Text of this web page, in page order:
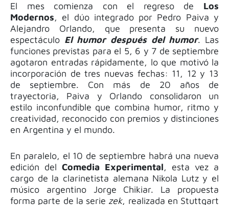
El mes comienza con el regreso de Los
Modernos, el dúo integrado por Pedro Paiva y
Alejandro Orlando, que presenta su nuevo
espectáculo El humor después del humor. Las
funciones previstas para el 5, 6 y 7 de septiembre
agotaron entradas rápidamente, lo que motivó la
incorporación de tres nuevas fechas: 11, 12 y 13
de septiembre. Con más de 20 años de
trayectoria, Paiva y Orlando consolidaron un
estilo inconfundible que combina humor, ritmo y
creatividad, reconocido con premios y distinciones
en Argentina y el mundo.
En paralelo, el 10 de septiembre habrá una nueva
edición del Comedia Experimental, esta vez a
cargo de la clarinetista alemana Nikola Lutz y el
músico argentino Jorge Chikiar. La propuesta
forma parte de la serie zek, realizada en Stuttgart